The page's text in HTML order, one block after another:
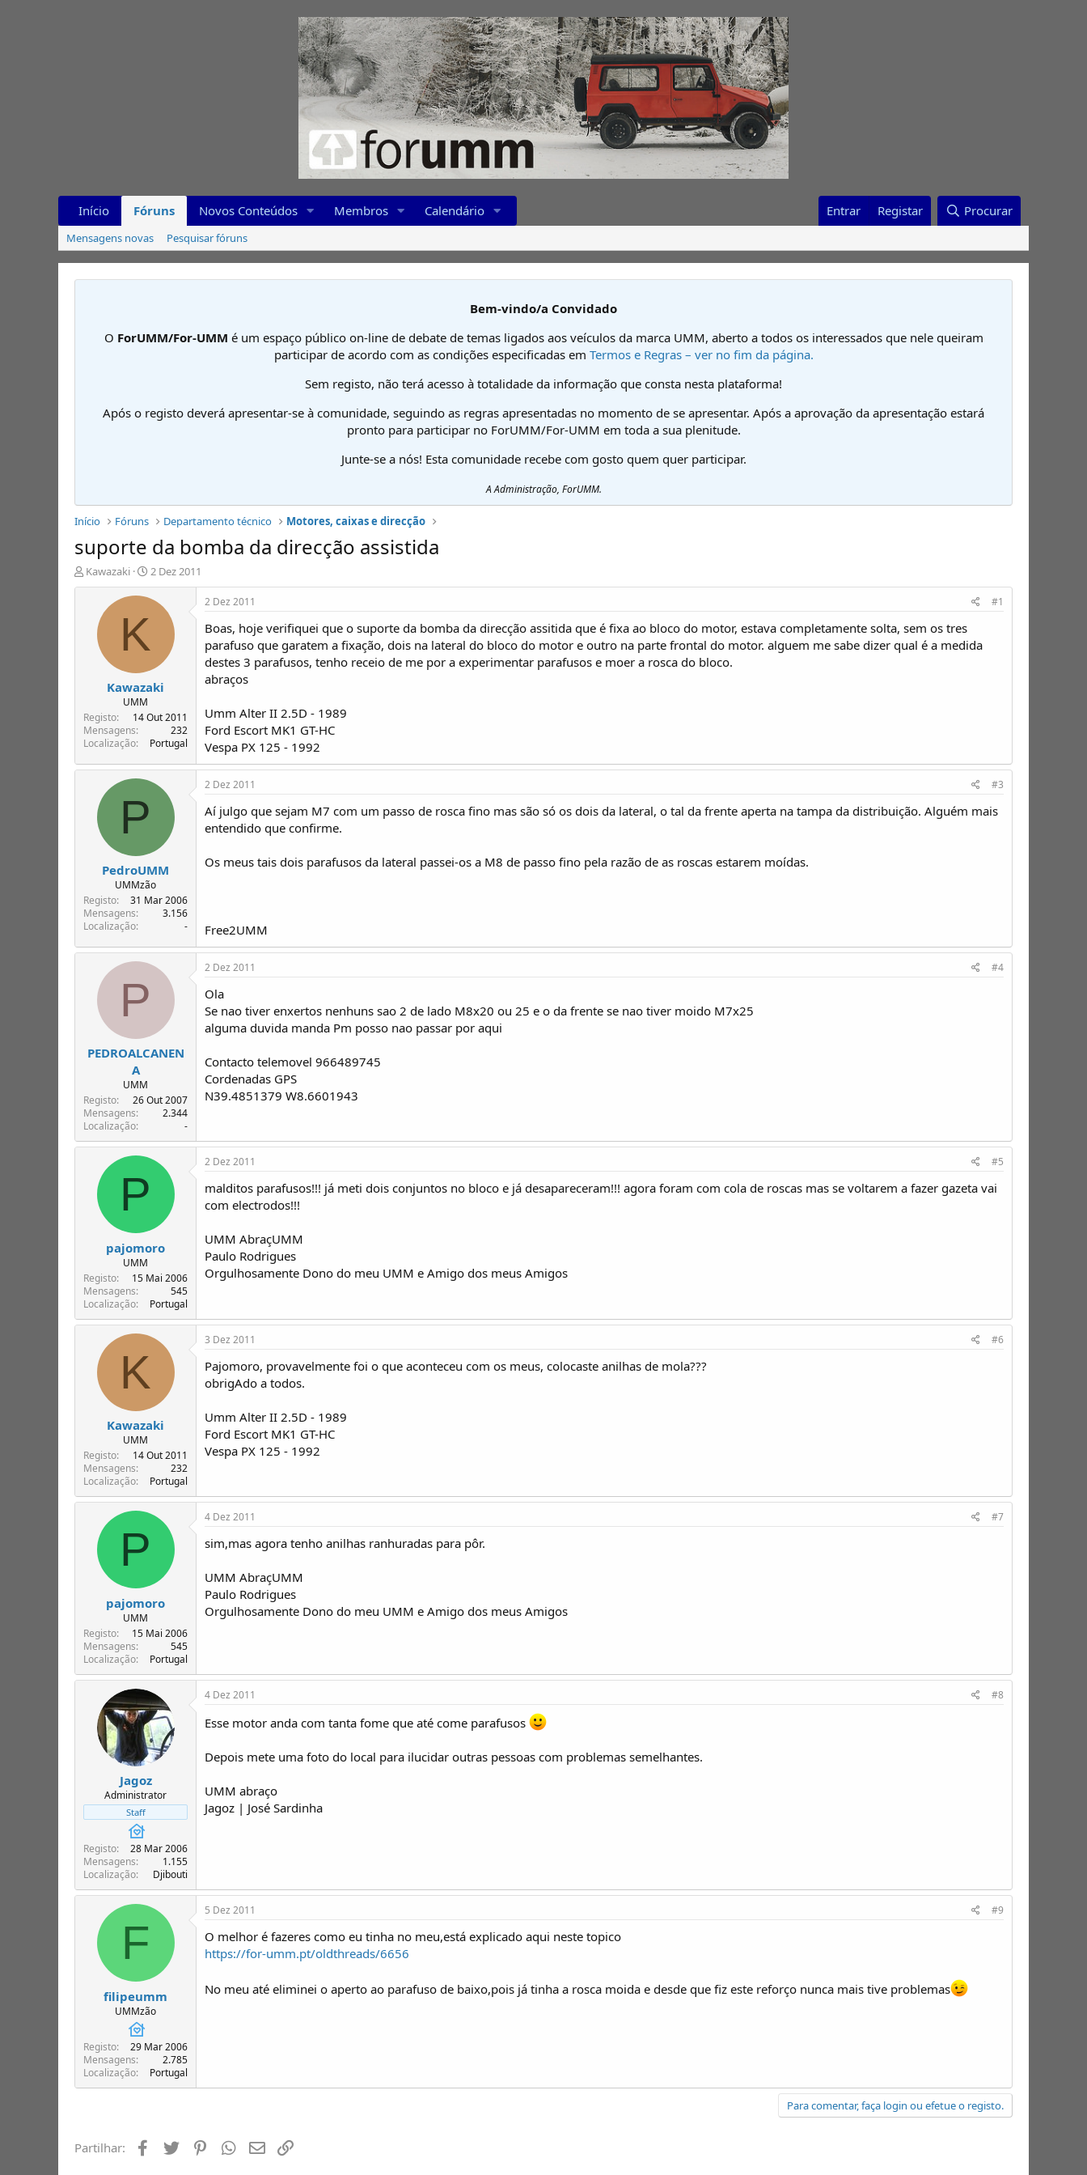
Início Fóruns Novos Conteúdos Membros Calendário Entrar Registar Procurar
Mensagens novas Pesquisar fóruns
Bem-vindo/a Convidado
O ForUMM/For-UMM é um espaço público on-line de debate de temas ligados aos veículos da marca UMM, aberto a todos os interessados que nele queiram
participar de acordo com as condições especificadas em Termos e Regras – ver no fim da página.
Sem registo, não terá acesso à totalidade da informação que consta nesta plataforma!
Após o registo deverá apresentar-se à comunidade, seguindo as regras apresentadas no momento de se apresentar. Após a aprovação da apresentação estará
pronto para participar no ForUMM/For-UMM em toda a sua plenitude.
Junte-se a nós! Esta comunidade recebe com gosto quem quer participar.
A Administração, ForUMM.
Início Fóruns Departamento técnico Motores, caixas e direcção
suporte da bomba da direcção assistida
I
n
e
T
ó
i
Kawazaki
D
a
t
n
í
i
2 Dez 2011
K
Kawazaki
UMM
Registo
14 Out 2011
Mensagens
232
Localização
Portugal
2 Dez 2011 #1
Boas, hoje verifiquei que o suporte da bomba da direcção assitida que é fixa ao bloco do motor, estava completamente solta, sem os tres
parafuso que garatem a fixação, dois na lateral do bloco do motor e outro na parte frontal do motor. alguem me sabe dizer qual é a medida
destes 3 parafusos, tenho receio de me por a experimentar parafusos e moer a rosca do bloco.
abraços
Umm Alter II 2.5D - 1989
Ford Escort MK1 GT-HC
Vespa PX 125 - 1992
P
PedroUMM
UMMzão
Registo
31 Mar 2006
Mensagens
3.156
Localização
-
2 Dez 2011 #3
Aí julgo que sejam M7 com um passo de rosca fino mas são só os dois da lateral, o tal da frente aperta na tampa da distribuição. Alguém mais
entendido que confirme.
Os meus tais dois parafusos da lateral passei-os a M8 de passo fino pela razão de as roscas estarem moídas.
Free2UMM
P
PEDROALCANEN
A
UMM
Registo
26 Out 2007
Mensagens
2.344
Localização
-
2 Dez 2011 #4
Ola
Se nao tiver enxertos nenhuns sao 2 de lado M8x20 ou 25 e o da frente se nao tiver moido M7x25
alguma duvida manda Pm posso nao passar por aqui
Contacto telemovel 966489745
Cordenadas GPS
N39.4851379 W8.6601943
P
pajomoro
UMM
Registo
15 Mai 2006
Mensagens
545
Localização
Portugal
2 Dez 2011 #5
malditos parafusos!!! já meti dois conjuntos no bloco e já desapareceram!!! agora foram com cola de roscas mas se voltarem a fazer gazeta vai
com electrodos!!!
UMM AbraçUMM
Paulo Rodrigues
Orgulhosamente Dono do meu UMM e Amigo dos meus Amigos
K
Kawazaki
UMM
Registo
14 Out 2011
Mensagens
232
Localização
Portugal
3 Dez 2011 #6
Pajomoro, provavelmente foi o que aconteceu com os meus, colocaste anilhas de mola???
obrigAdo a todos.
Umm Alter II 2.5D - 1989
Ford Escort MK1 GT-HC
Vespa PX 125 - 1992
P
pajomoro
UMM
Registo
15 Mai 2006
Mensagens
545
Localização
Portugal
4 Dez 2011 #7
sim,mas agora tenho anilhas ranhuradas para pôr.
UMM AbraçUMM
Paulo Rodrigues
Orgulhosamente Dono do meu UMM e Amigo dos meus Amigos
Jagoz
Administrator
Staff
Registo
28 Mar 2006
Mensagens
1.155
Localização
Djibouti
4 Dez 2011 #8
Esse motor anda com tanta fome que até come parafusos
Depois mete uma foto do local para ilucidar outras pessoas com problemas semelhantes.
UMM abraço
Jagoz | José Sardinha
F
filipeumm
UMMzão
Registo
29 Mar 2006
Mensagens
2.785
Localização
Portugal
5 Dez 2011 #9
O melhor é fazeres como eu tinha no meu,está explicado aqui neste topico
https://for-umm.pt/oldthreads/6656
No meu até eliminei o aperto ao parafuso de baixo,pois já tinha a rosca moida e desde que fiz este reforço nunca mais tive problemas
Para comentar, faça login ou efetue o registo.
Partilhar: Facebook
Twitter PinterestWhatsapp
Email